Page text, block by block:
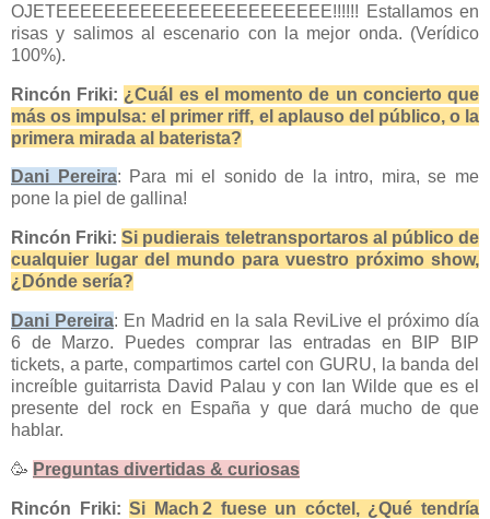
OJETEEEEEEEEEEEEEEEEEEEEEEE!!!!!! Estallamos en
risas y salimos al escenario con la mejor onda. (Verídico
100%).
Rincón Friki: ¿Cuál es el momento de un concierto que
más os impulsa: el primer riff, el aplauso del público, o la
primera mirada al baterista?
Dani Pereira: Para mi el sonido de la intro, mira, se me
pone la piel de gallina!
Rincón Friki:Si pudierais teletransportaros al público de
cualquier lugar del mundo para vuestro próximo show,
¿Dónde sería?
Dani Pereira: En Madrid en la sala ReviLive el próximo día
6 de Marzo. Puedes comprar las entradas en BIP BIP
tickets, a parte, compartimos cartel con GURU, la banda del
increíble guitarrista David Palau y con Ian Wilde que es el
presente del rock en España y que dará mucho de que
hablar.
🥳 Preguntas divertidas & curiosas
Rincón Friki:Si Mach 2 fuese un cóctel, ¿Qué tendría